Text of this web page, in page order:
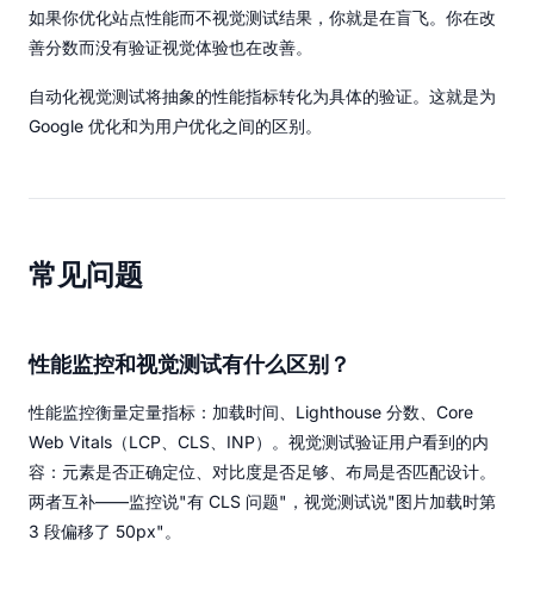
如果你优化站点性能而不视觉测试结果，你就是在盲飞。你在改
善分数而没有验证视觉体验也在改善。
自动化视觉测试将抽象的性能指标转化为具体的验证。这就是为
Google 优化和为用户优化之间的区别。
常见问题
性能监控和视觉测试有什么区别？
性能监控衡量定量指标：加载时间、Lighthouse 分数、Core
Web Vitals（LCP、CLS、INP）。视觉测试验证用户看到的内
容：元素是否正确定位、对比度是否足够、布局是否匹配设计。
两者互补——监控说"有 CLS 问题"，视觉测试说"图片加载时第
3 段偏移了 50px"。